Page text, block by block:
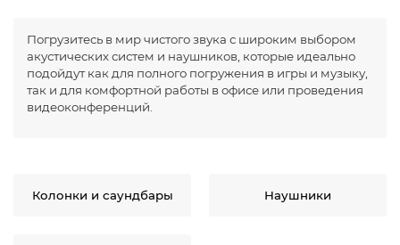
Погрузитесь в мир чистого звука с широким выбором
акустических систем и наушников, которые идеально
подойдут как для полного погружения в игры и музыку,
так и для комфортной работы в офисе или проведения
видеоконференций.
Колонки и саундбары Наушники